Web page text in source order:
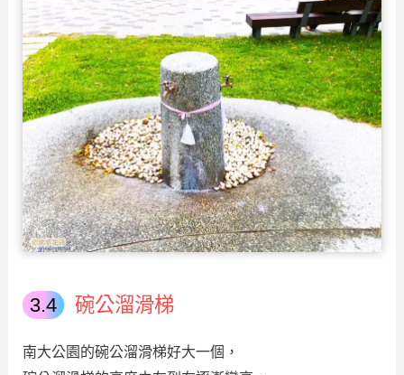
碗公溜滑梯
南大公園的碗公溜滑梯好大一個，